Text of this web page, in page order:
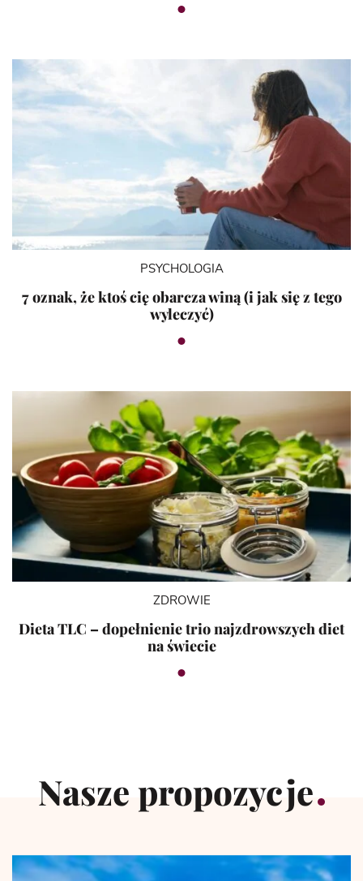
PSYCHOLOGIA
7 oznak, że ktoś cię obarcza winą (i jak się z tego
wyleczyć)
ZDROWIE
Dieta TLC – dopełnienie trio najzdrowszych diet
na świecie
Nasze propozycje